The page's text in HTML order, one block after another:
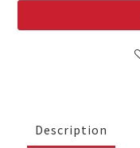
Description